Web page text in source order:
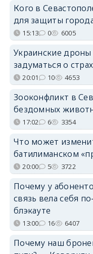
Кого в
для защиты
15:13 0 6005
Украинские дроны
задуматься о
20:01 10 4653
Зооконфликт в
бездомных
17:02 6 3354
Что может
батилиманском
20:00 5 3722
Почему у
связь вела себя
блэкауте
13:00 16 6407
Почему наш